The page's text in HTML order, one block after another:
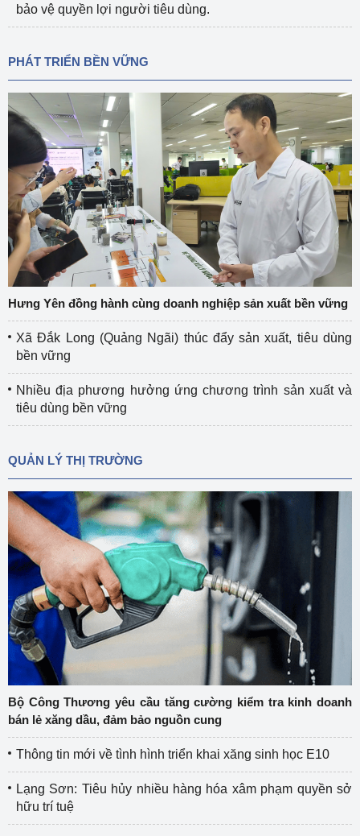
bảo vệ quyền lợi người tiêu dùng.
PHÁT TRIỂN BỀN VỮNG
Hưng Yên đồng hành cùng doanh nghiệp sản xuất bền vững
Xã Đắk Long (Quảng Ngãi) thúc đẩy sản xuất, tiêu dùng
bền vững
Nhiều địa phương hưởng ứng chương trình sản xuất và
tiêu dùng bền vững
QUẢN LÝ THỊ TRƯỜNG
Bộ Công Thương yêu cầu tăng cường kiểm tra kinh doanh
bán lẻ xăng dầu, đảm bảo nguồn cung
Thông tin mới về tình hình triển khai xăng sinh học E10
Lạng Sơn: Tiêu hủy nhiều hàng hóa xâm phạm quyền sở
hữu trí tuệ